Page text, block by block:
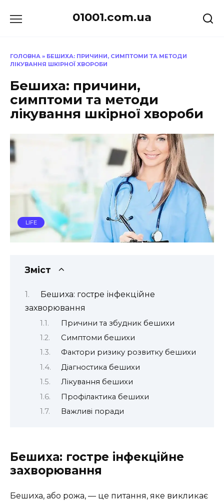
до
01001.com.ua
ГОЛОВНА » БЕШИХА: ПРИЧИНИ, СИМПТОМИ ТА МЕТОДИ
ЛІКУВАННЯ ШКІРНОЇ ХВОРОБИ
Бешиха: причини,
симптоми та методи
лікування шкірної хвороби
LIFE
Зміст
Бешиха: гостре інфекційне
захворювання
Причини та збудник бешихи
Симптоми бешихи
Фактори ризику розвитку бешихи
Діагностика бешихи
Лікування бешихи
Профілактика бешихи
Важливі поради
Бешиха: гостре інфекційне
захворювання
Бешиха, або рожа, — це питання, яке викликає